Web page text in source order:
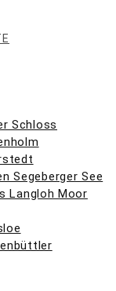
Schloss
Segeberger See
Langloh Moor